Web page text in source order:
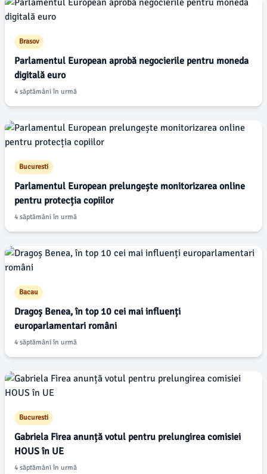
Brasov
Parlamentul European aprobă negocierile pentru moneda
digitală euro
4 săptămâni în urmă
Bucuresti
Parlamentul European prelungește monitorizarea online
pentru protecția copiilor
4 săptămâni în urmă
Bacau
Dragoș Benea, în top 10 cei mai influenți
europarlamentari români
4 săptămâni în urmă
Bucuresti
Gabriela Firea anunță votul pentru prelungirea comisiei
HOUS în UE
4 săptămâni în urmă